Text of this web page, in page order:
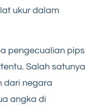
ukur dalam
pengecualian pips
Salah satunya
dari negara
angka di